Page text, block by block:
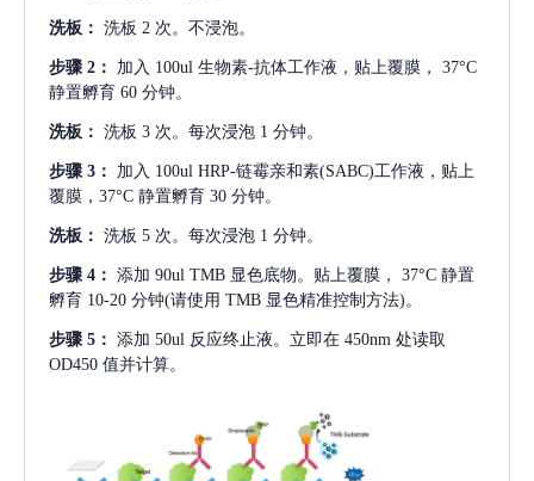
洗板： 洗板 2 次。不浸泡。
步骤 2： 加入 100ul 生物素-抗体工作液，贴上覆膜， 37°C
静置孵育 60 分钟。
洗板： 洗板 3 次。每次浸泡 1 分钟。
步骤 3： 加入 100ul HRP-链霉亲和素(SABC)工作液，贴上
覆膜，37°C 静置孵育 30 分钟。
洗板： 洗板 5 次。每次浸泡 1 分钟。
步骤 4： 添加 90ul TMB 显色底物。贴上覆膜， 37°C 静置
孵育 10-20 分钟(请使用 TMB 显色精准控制方法)。
步骤 5： 添加 50ul 反应终止液。立即在 450nm 处读取
OD450 值并计算。